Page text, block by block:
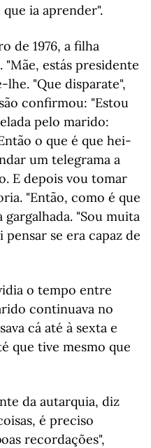
ia aprender".
de 1976, a filha
estás presidente
lhe. "Que disparate",
confirmou: "Estou
pelo marido:
o que é que hei-
um telegrama a
E depois vou tomar
"Então, como é que
gargalhada. "Sou muita
se era capaz de
o tempo entre
continuava no
cá até à sexta e
que tive mesmo que
da autarquia, diz
é preciso
recordações",